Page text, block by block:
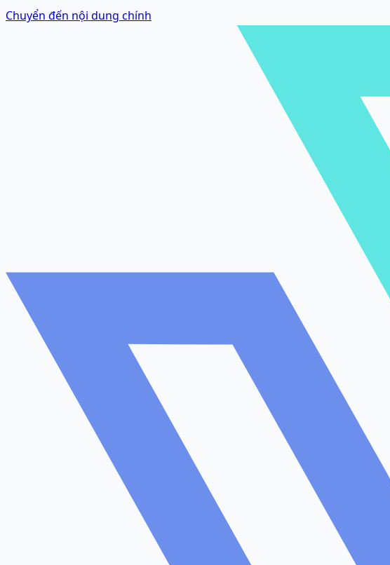
Chuyển đến nội dung chính